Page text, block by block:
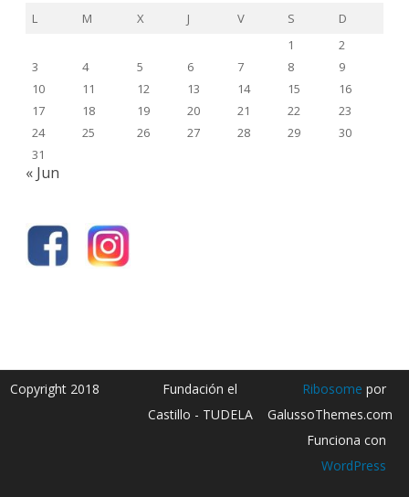
L
M X J V S
D
1
2
3
4 5 6 7 8
9
10
11 12 13 14 15
16
17
18 19 20 21 22
23
24
25 26 27 28 29
30
31
« Jun
Copyright 2018
Fundación el
Castillo - TUDELA
Ribosome por
GalussoThemes.com
Funciona con
WordPress